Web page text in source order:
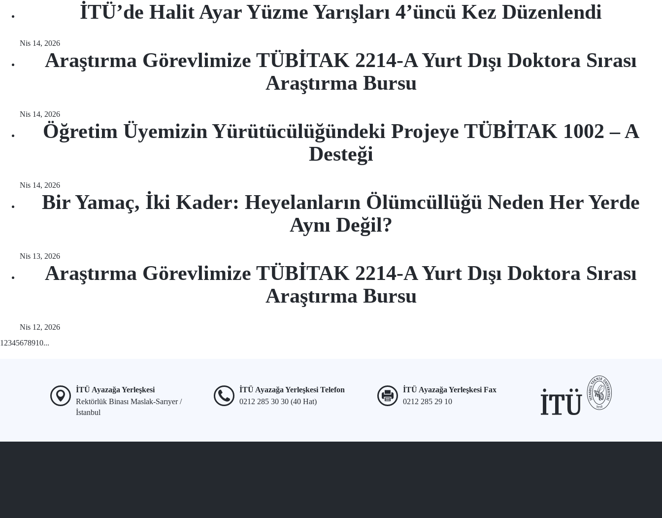
İTÜ’de Halit Ayar Yüzme Yarışları 4’üncü Kez Düzenlendi
Nis 14, 2026
Araştırma Görevlimize TÜBİTAK 2214-A Yurt Dışı Doktora Sırası
Araştırma Bursu
Nis 14, 2026
Öğretim Üyemizin Yürütücülüğündeki Projeye TÜBİTAK 1002 – A
Desteği
Nis 14, 2026
Bir Yamaç, İki Kader: Heyelanların Ölümcüllüğü Neden Her Yerde
Aynı Değil?
Nis 13, 2026
Araştırma Görevlimize TÜBİTAK 2214-A Yurt Dışı Doktora Sırası
Araştırma Bursu
Nis 12, 2026
1 2345678910...
İTÜ Ayazağa Yerleşkesi
Rektörlük Binası Maslak-Sarıyer /
İstanbul
İTÜ Ayazağa Yerleşkesi Telefon
0212 285 30 30 (40 Hat)
İTÜ Ayazağa Yerleşkesi Fax
0212 285 29 10